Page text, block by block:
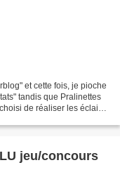
et cette fois, je pioche
tandis que Pralinettes
de réaliser les éclairs
jeu/concours